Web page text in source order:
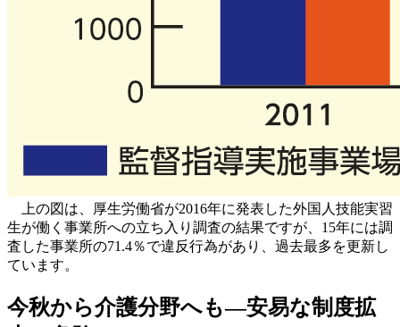
上の図は、厚生労働省が2016年に発表した外国人技能実習
生が働く事業所への立ち入り調査の結果ですが、15年には調
査した事業所の71.4％で違反行為があり、過去最多を更新し
ています。
今秋から介護分野へも―安易な制度拡